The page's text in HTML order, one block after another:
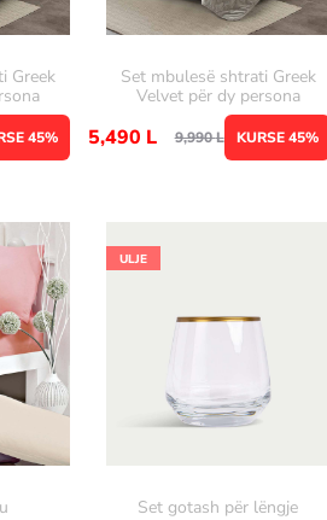
Greek
45%
Set mbulesë shtrati Greek
Velvet për dy persona
KURSE 45%
9,990L
5,490 L
ULJE
Set gotash për lëngje